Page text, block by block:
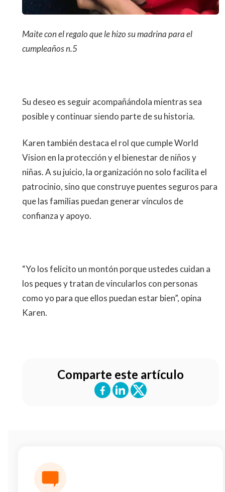
Maite con el regalo que le hizo su madrina para el
cumpleaños n.5
Su deseo es seguir acompañándola mientras sea
posible y continuar siendo parte de su historia.
Karen también destaca el rol que cumple World
Vision en la protección y el bienestar de niños y
niñas. A su juicio, la organización no solo facilita el
patrocinio, sino que construye puentes seguros para
que las familias puedan generar vínculos de
confianza y apoyo.
“Yo los felicito un montón porque ustedes cuidan a
los peques y tratan de vincularlos con personas
como yo para que ellos puedan estar bien”, opina
Karen.
Comparte este artículo